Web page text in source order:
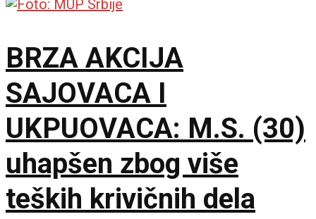
BRZA AKCIJA
SAJOVACA I
UKPUOVACA: M.S. (30)
uhapšen zbog više
teških krivičnih dela